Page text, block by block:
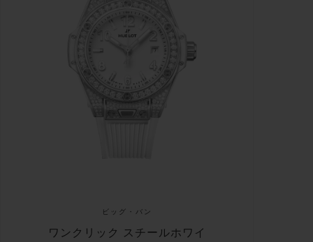
ビッグ・バン
ワンクリック スチールホワイ